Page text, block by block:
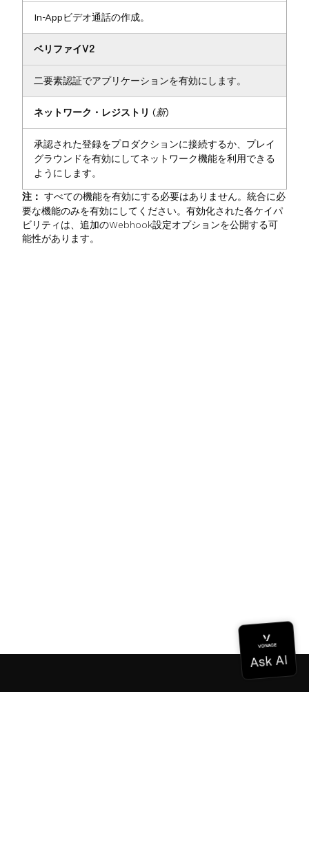
In-Appビデオ通話の作成。
ベリファイV2
二要素認証でアプリケーションを有効にします。
ネットワーク・レジストリ (新)
承認された登録をプロダクションに接続するか、プレイ
グラウンドを有効にしてネットワーク機能を利用できる
ようにします。
注： すべての機能を有効にする必要はありません。統合に必
要な機能のみを有効にしてください。有効化された各ケイパ
ビリティは、追加のWebhook設定オプションを公開する可
能性があります。